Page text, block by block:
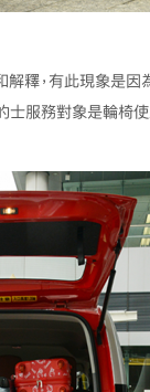
釋，有此現象是
士服務對象是輪椅